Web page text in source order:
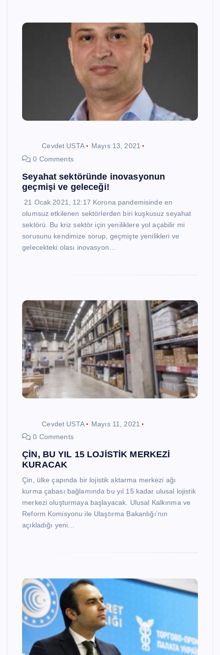
Cevdet USTA
Mayıs 13, 2021
0 Comments
Seyahat sektöründe inovasyonun
geçmişi ve geleceği!
21 Ocak 2021, 12:17 Korona pandemisinde en
olumsuz etkilenen sektörlerden biri kuşkusuz seyahat
sektörü. Bu kriz sektör için yeniliklere yol açabilir mi
sorusunu kendimize sorup, geçmişte yenilikleri ve
gelecekteki olası inovasyon…
Cevdet USTA
Mayıs 11, 2021
0 Comments
ÇİN, BU YIL 15 LOJİSTİK MERKEZİ
KURACAK
Çin, ülke çapında bir lojistik aktarma merkezi ağı
kurma çabası bağlamında bu yıl 15 kadar ulusal lojistik
merkezi oluşturmaya başlayacak. Ulusal Kalkınma ve
Reform Komisyonu ile Ulaştırma Bakanlığı’nın
açıkladığı yeni…